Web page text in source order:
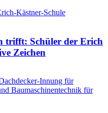
trifft: Schüler der Erich
Zeichen